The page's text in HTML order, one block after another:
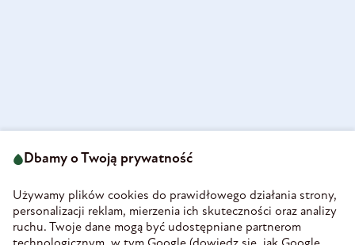
58-160 Świebodzice
REGON 890213034
INFORMACJE
Dbamy o Twoją prywatność
Używamy plików cookies do prawidłowego działania strony,
personalizacji reklam, mierzenia ich skuteczności oraz analizy
ruchu. Twoje dane mogą być udostępniane partnerom